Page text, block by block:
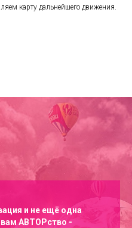
карту дальнейшего движения.
и не ещё одна
вам АВТОРство -